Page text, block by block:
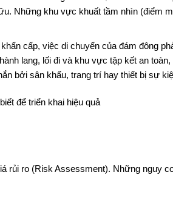
Những khu vực khuất tầm nhìn (điểm
cấp, việc di chuyển của đám đông
lang, lối đi và khu vực tập kết an toàn,
bởi sân khấu, trang trí hay thiết bị sự
rủi ro (Risk Assessment). Những nguy